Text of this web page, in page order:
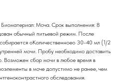
Биоматериал: Моча. Срок выполнения: 8
обычный питьевой режим. После
оКоличественноео 30-40 мл (1/2
мочи. Пробу необходимо доставить
Возможен сбор мочи в любое время в
в моче допустимо не ранее, чем
обследования.